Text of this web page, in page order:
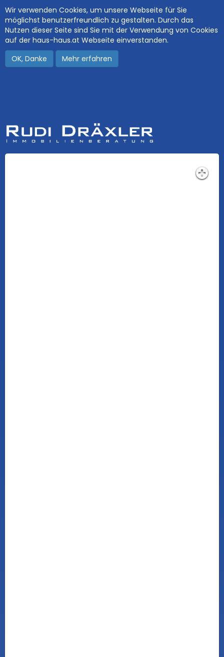
Wir verwenden Cookies, um unsere Webseite für Sie
möglichst benutzerfreundlich zu gestalten. Durch das
Nutzen dieser Seite sind Sie mit der Verwendung von Cookies
auf der haus-haus.at Webseite einverstanden.
OK, Danke
Mehr erfahren